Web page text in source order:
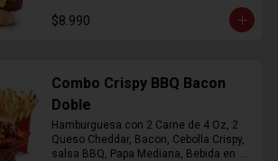
$8.990
Combo Crispy BBQ Bacon
Doble
Hamburguesa con 2 Carne de 4 Oz, 2
Queso Cheddar, Bacon, Cebolla Crispy,
salsa BBQ, Papa Mediana, Bebida en